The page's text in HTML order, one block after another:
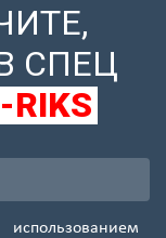
СПЕЦ
RIKS